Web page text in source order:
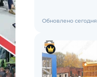
Обновлено сегодня